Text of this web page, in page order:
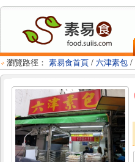
瀏覽路徑： 素易食首頁 / 六津素包 /